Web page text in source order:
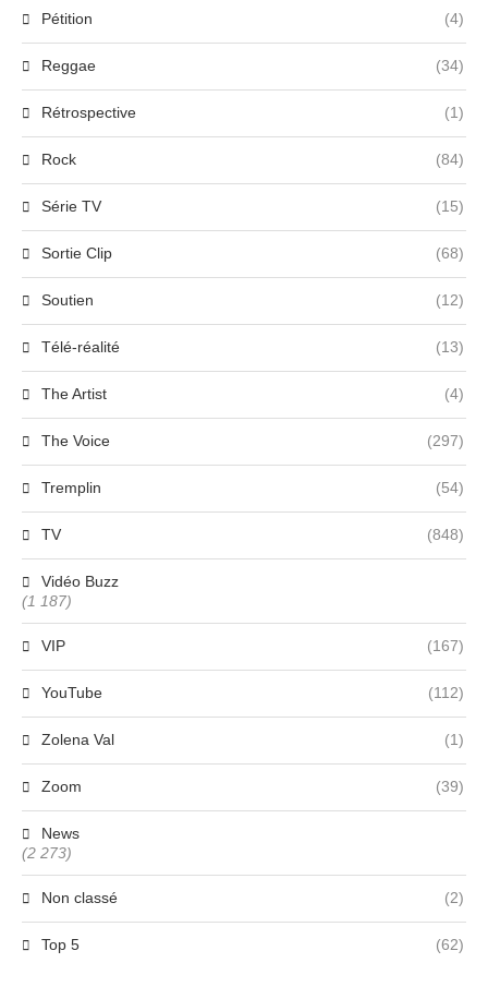
Pétition (4)
Reggae (34)
Rétrospective (1)
Rock (84)
Série TV (15)
Sortie Clip (68)
Soutien (12)
Télé-réalité (13)
The Artist (4)
The Voice (297)
Tremplin (54)
TV (848)
Vidéo Buzz
(1 187)
VIP (167)
YouTube (112)
Zolena Val (1)
Zoom (39)
News
(2 273)
Non classé (2)
Top 5 (62)